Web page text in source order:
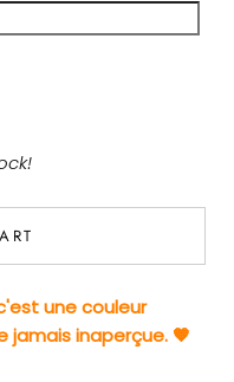
une couleur
inaperçue. 🧡